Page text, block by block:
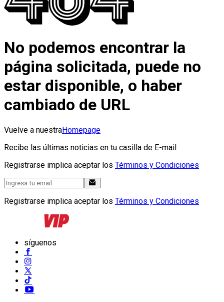
No podemos encontrar la
página solicitada, puede no
estar disponible, o haber
cambiado de URL
Vuelve a nuestraHomepage
Recibe las últimas noticias en tu casilla de E-mail
Registrarse implica aceptar los Términos y Condiciones
Registrarse implica aceptar los Términos y Condiciones
síguenos